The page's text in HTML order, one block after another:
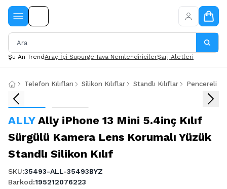
Şu An TrendAraç İçi SüpürgeHava NemlendiricilerŞarj Aletleri
Telefon Kılıfları Silikon Kılıflar Standlı Kılıflar Pencereli
ALLY Ally iPhone 13 Mini 5.4inç Kılıf
Sürgülü Kamera Lens Korumalı Yüzük
Standlı Silikon Kılıf
SKU:35493-ALL-35493BYZ
Barkod:195212076223